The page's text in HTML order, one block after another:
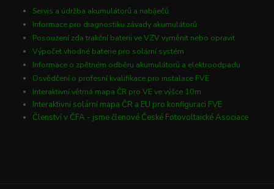
Servis a údržba akumulátorů a nabíječů
Informace pro diagnostiku závady akumulátorů
Posouzení zda trakční baterii ve VZV vyměnit nebo opravit
Výpočet vhodné baterie pro solární systém
Informace o zpětném odběru akumulátorů a elektroodpadu
Osvědčení o profesní kvalifikace pro instalace FVE
Interaktivní větrná mapa ČR pro VE ve výšce 10m
Interaktivní solární mapa ČR a EU pro konfiguraci FVE
Členství v ČFA - jsme členové České Fotovoltaické Asociace